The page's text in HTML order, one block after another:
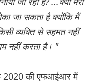
जा सकता है क्योंकि मैं
व्यक्ति से सहमत नहीं
नहीं करता है। "
2020 की एफआईआर में